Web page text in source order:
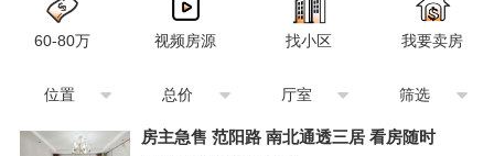
60-80万 视频房源 找小区 我要卖房
位置 总价 厅室 筛选
房主急售 范阳路 南北通透三居 看房随时